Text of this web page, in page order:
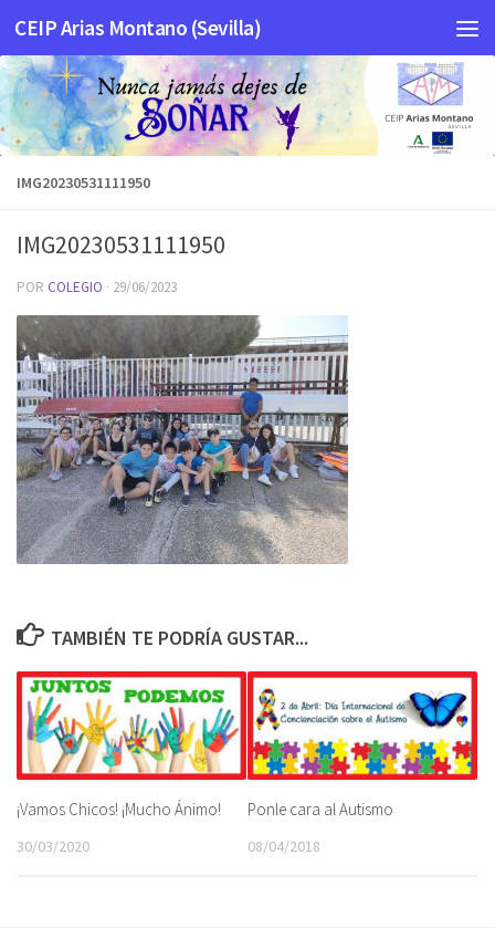
Saltar al contenido
CEIP Arias Montano (Sevilla)
IMG20230531111950
IMG20230531111950
POR COLEGIO · 29/06/2023
TAMBIÉN TE PODRÍA GUSTAR...
¡Vamos Chicos! ¡Mucho Ánimo!
30/03/2020
Ponle cara al Autismo
08/04/2018